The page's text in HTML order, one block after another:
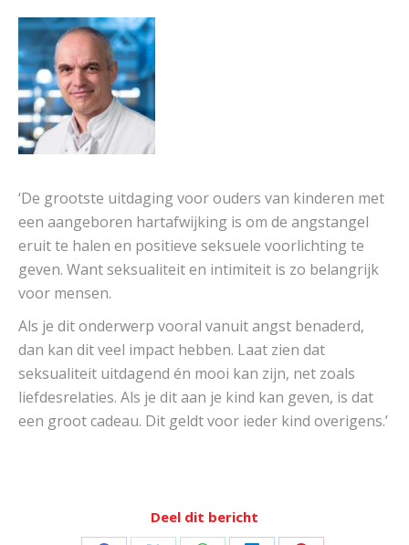
‘De grootste uitdaging voor ouders van kinderen met
een aangeboren hartafwijking is om de angstangel
eruit te halen en positieve seksuele voorlichting te
geven. Want seksualiteit en intimiteit is zo belangrijk
voor mensen.
Als je dit onderwerp vooral vanuit angst benaderd,
dan kan dit veel impact hebben. Laat zien dat
seksualiteit uitdagend én mooi kan zijn, net zoals
liefdesrelaties. Als je dit aan je kind kan geven, is dat
een groot cadeau. Dit geldt voor ieder kind overigens.’
Deel dit bericht